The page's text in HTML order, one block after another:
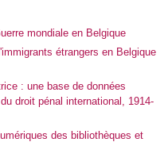
mondiale en Belgique
étrangers en Belgique
: une base de données
droit pénal international, 1914-
des bibliothèques et